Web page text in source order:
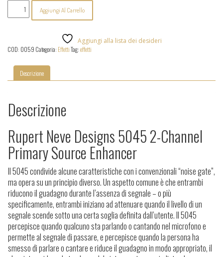
Design
5045
quantità
Aggiungi Al Carrello
Aggiungi alla lista dei desideri
COD: 0059 Categoria: EffettiTag:effetti
Descrizione
Descrizione
Rupert Neve Designs 5045 2-Channel
Primary Source Enhancer
Il 5045 condivide alcune caratteristiche con i convenzionali “noise gate”,
ma opera su un principio diverso. Un aspetto comune è che entrambi
riducono il guadagno durante l’assenza di segnale – o più
specificamente, entrambi iniziano ad attenuare quando il livello di un
segnale scende sotto una certa soglia definita dall’utente. Il 5045
percepisce quando qualcuno sta parlando o cantando nel microfono e
permette al segnale di passare, e percepisce quando la persona ha
smesso di parlare o cantare e riduce il guadagno in modo appropriato, il